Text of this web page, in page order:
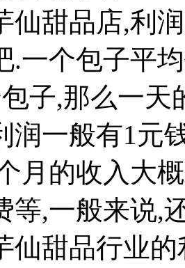
仙甜品店,利
.一个包子平
子,那么一
润一般有1元
月的收入大
等,一般来说,
仙甜品行业